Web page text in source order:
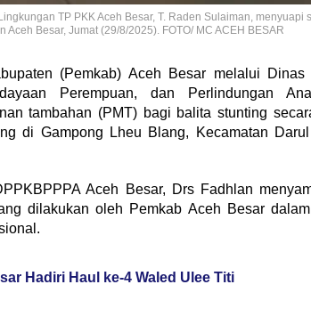
TP PKK Aceh Besar, T. Raden Sulaiman, menyuapi
Besar, Jumat (29/8/2025). FOTO/ MC ACEH BESAR
(Pemkab) Aceh Besar melalui Dinas
Perempuan, dan Perlindungan
tambahan (PMT) bagi balita stunting
di Gampong Lheu Blang, Kecamatan
Aceh Besar, Drs Fadhlan
dilakukan oleh Pemkab Aceh Besar
Hadiri Haul ke-4 Waled Ulee Titi